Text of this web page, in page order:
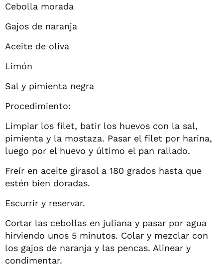
Cebolla morada
Gajos de naranja
Aceite de oliva
Limón
Sal y pimienta negra
Procedimiento:
Limpiar los filet, batir los huevos con la sal,
pimienta y la mostaza. Pasar el filet por harina,
luego por el huevo y último el pan rallado.
Freír en aceite girasol a 180 grados hasta que
estén bien doradas.
Escurrir y reservar.
Cortar las cebollas en juliana y pasar por agua
hirviendo unos 5 minutos. Colar y mezclar con
los gajos de naranja y las pencas. Alinear y
condimentar.